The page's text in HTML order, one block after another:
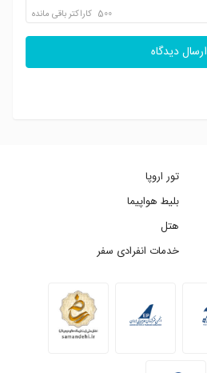
500 کاراکتر باقی مانده
ارسال دیدگاه
تور اروپا
بلیط هواپیما
هتل
خدمات انفرادی سفر